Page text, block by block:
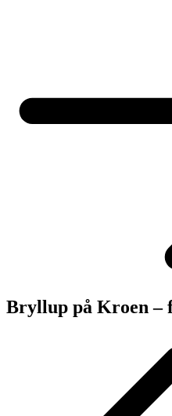
Bryllup på Kroen –